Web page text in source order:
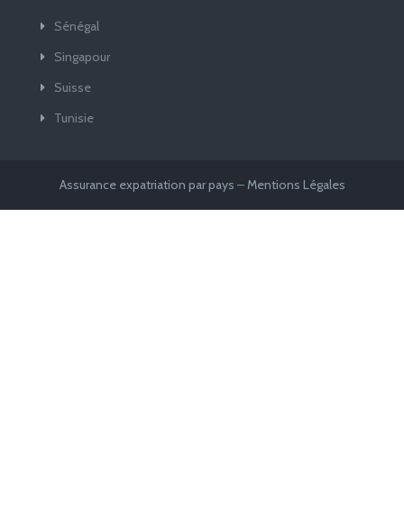
Sénégal
Singapour
Suisse
Tunisie
Assurance expatriation par pays –Mentions Légales